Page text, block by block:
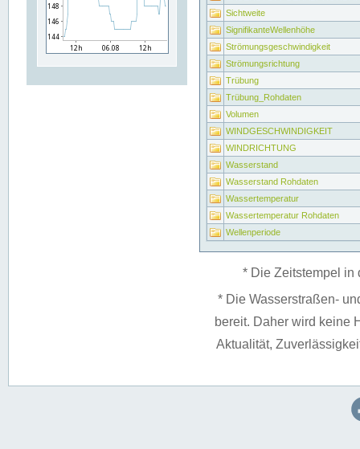
Sichtweite
SignifikanteWellenhöhe
Strömungsgeschwindigkeit
Strömungsrichtung
Trübung
Trübung_Rohdaten
Volumen
WINDGESCHWINDIGKEIT
WINDRICHTUNG
Wasserstand
Wasserstand Rohdaten
Wassertemperatur
Wassertemperatur Rohdaten
Wellenperiode
* Die Zeitstempel in
* Die Wasserstraßen-
bereit. Daher wird keine
Aktualität,